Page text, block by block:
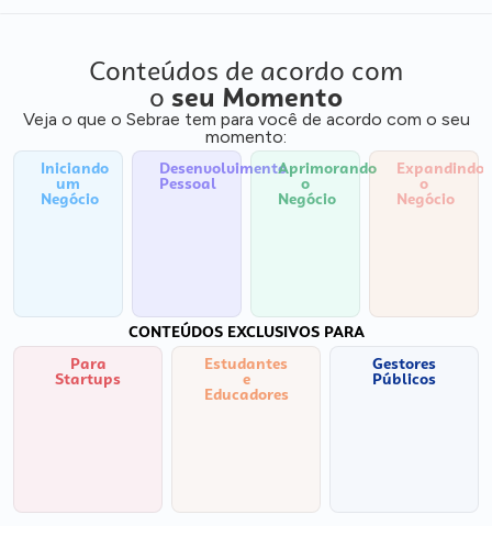
Conteúdos de acordo com
o seu Momento
Veja o que o Sebrae tem para você de acordo com o seu
momento:
Iniciando
um
Negócio
Desenvolvimento
Pessoal
Aprimorando
o
Negócio
Expandindo
o
Negócio
CONTEÚDOS EXCLUSIVOS PARA
Para
Startups
Estudantes
e
Educadores
Gestores
Públicos